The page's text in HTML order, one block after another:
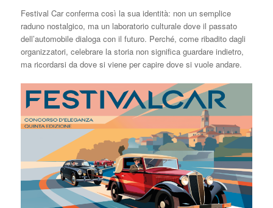
Festival Car conferma così la sua identità: non un semplice
raduno nostalgico, ma un laboratorio culturale dove il passato
dell’automobile dialoga con il futuro. Perché, come ribadito dagli
organizzatori, celebrare la storia non significa guardare indietro,
ma ricordarsi da dove si viene per capire dove si vuole andare.